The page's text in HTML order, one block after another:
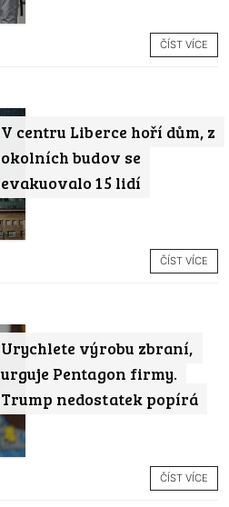
ČÍST VÍCE
V centru Liberce hoří dům, z
okolních budov se
evakuovalo 15 lidí
ČÍST VÍCE
Urychlete výrobu zbraní,
urguje Pentagon firmy.
Trump nedostatek popírá
ČÍST VÍCE